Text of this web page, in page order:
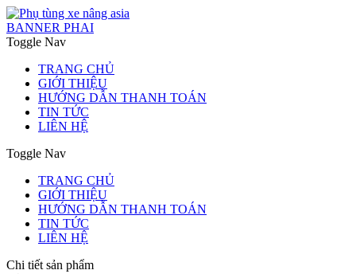
BANNER PHAI
Toggle Nav
TRANG CHỦ
GIỚI THIỆU
HƯỚNG DẪN THANH TOÁN
TIN TỨC
LIÊN HỆ
Toggle Nav
TRANG CHỦ
GIỚI THIỆU
HƯỚNG DẪN THANH TOÁN
TIN TỨC
LIÊN HỆ
Chi tiết sản phẩm